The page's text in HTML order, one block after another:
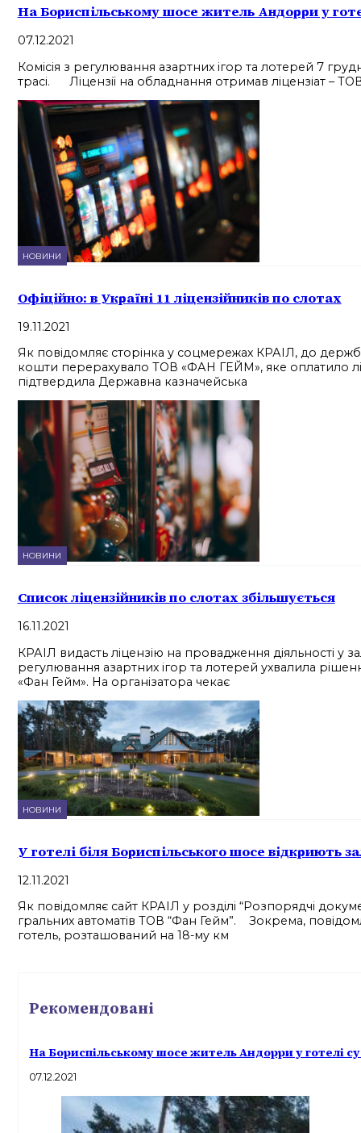
На Бориспільському шосе житель Андорри у
07.12.2021
Комісія з регулювання азартних ігор та лотерей 7
трасі. Ліцензії на обладнання отримав ліцензіат –
НОВИНИ
Офіційно: в Україні 11 ліцензійників по слотах
19.11.2021
Як повідомляє сторінка у соцмережах КРАІЛ, до
кошти перерахувало ТОВ «ФАН ГЕЙМ», яке оплатило
підтвердила Державна казначейська
НОВИНИ
Список ліцензійників по слотах збільшується
16.11.2021
КРАІЛ видасть ліцензію на провадження діяльності у
регулювання азартних ігор та лотерей ухвалила
«Фан Гейм». На організатора чекає
НОВИНИ
У готелі біля Бориспільського шосе відкриють
12.11.2021
Як повідомляє сайт КРАІЛ у розділі “Розпорядчі
гральних автоматів ТОВ “Фан Гейм”. Зокрема,
готель, розташований на 18-му км
Рекомендовані
На Бориспільському шосе житель Андорри у готелі
07.12.2021